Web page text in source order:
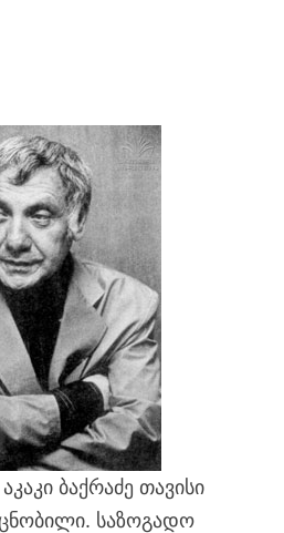
ბაქრაძე თავისი
საზოგადო